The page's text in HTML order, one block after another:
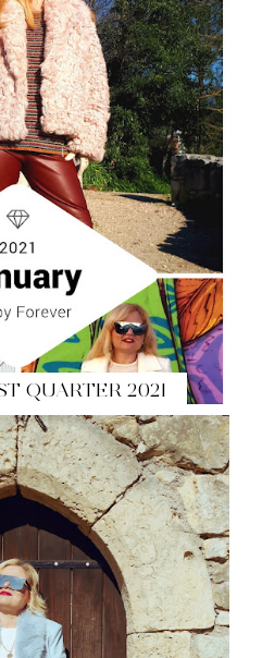
QUARTER 2021